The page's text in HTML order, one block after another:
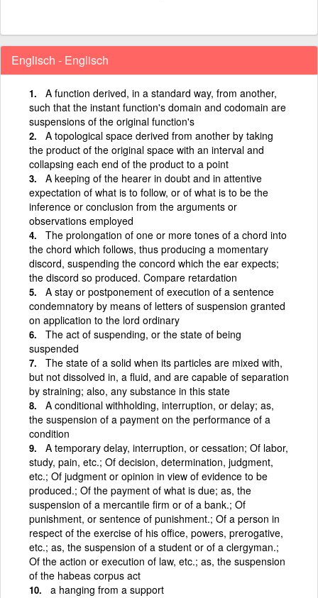
Englisch - Englisch
A function derived, in a standard way, from another,
such that the instant function's domain and codomain are
suspensions of the original function's
A topological space derived from another by taking
the product of the original space with an interval and
collapsing each end of the product to a point
A keeping of the hearer in doubt and in attentive
expectation of what is to follow, or of what is to be the
inference or conclusion from the arguments or
observations employed
The prolongation of one or more tones of a chord into
the chord which follows, thus producing a momentary
discord, suspending the concord which the ear expects;
the discord so produced. Compare retardation
A stay or postponement of execution of a sentence
condemnatory by means of letters of suspension granted
on application to the lord ordinary
The act of suspending, or the state of being
suspended
The state of a solid when its particles are mixed with,
but not dissolved in, a fluid, and are capable of separation
by straining; also, any substance in this state
A conditional withholding, interruption, or delay; as,
the suspension of a payment on the performance of a
condition
A temporary delay, interruption, or cessation; Of labor,
study, pain, etc.; Of decision, determination, judgment,
etc.; Of judgment or opinion in view of evidence to be
produced.; Of the payment of what is due; as, the
suspension of a mercantile firm or of a bank.; Of
punishment, or sentence of punishment.; Of a person in
respect of the exercise of his office, powers, prerogative,
etc.; as, the suspension of a student or of a clergyman.;
Of the action or execution of law, etc.; as, the suspension
of the habeas corpus act
a hanging from a support